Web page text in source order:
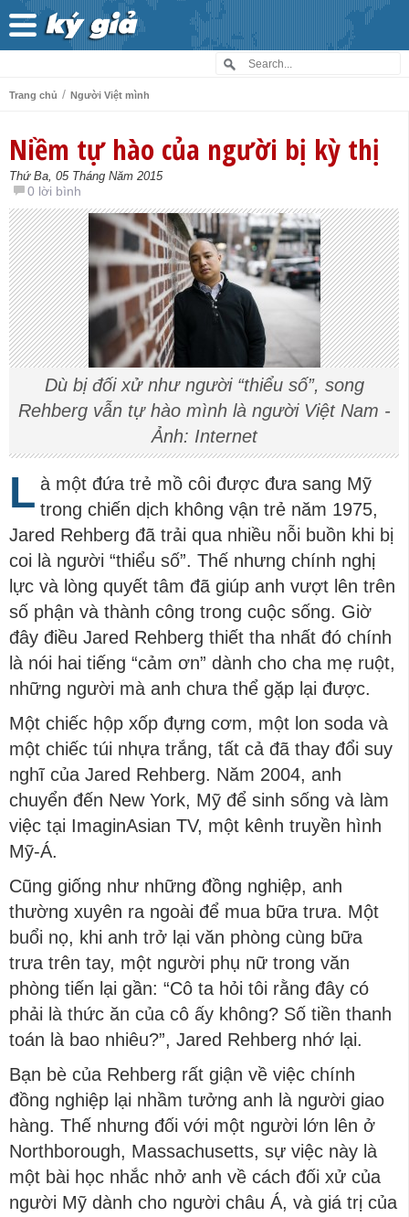
Trang chủ / Người Việt mình
Niềm tự hào của người bị kỳ thị
Thứ Ba, 05 Tháng Năm 2015
0 lời bình
Dù bị đối xử như người “thiểu số”, song
Rehberg vẫn tự hào mình là người Việt Nam -
Ảnh: Internet
L à một đứa trẻ mồ côi được đưa sang Mỹ
trong chiến dịch không vận trẻ năm 1975,
Jared Rehberg đã trải qua nhiều nỗi buồn khi bị
coi là người “thiểu số”. Thế nhưng chính nghị
lực và lòng quyết tâm đã giúp anh vượt lên trên
số phận và thành công trong cuộc sống. Giờ
đây điều Jared Rehberg thiết tha nhất đó chính
là nói hai tiếng “cảm ơn” dành cho cha mẹ ruột,
những người mà anh chưa thể gặp lại được.
Một chiếc hộp xốp đựng cơm, một lon soda và
một chiếc túi nhựa trắng, tất cả đã thay đổi suy
nghĩ của Jared Rehberg. Năm 2004, anh
chuyển đến New York, Mỹ để sinh sống và làm
việc tại ImaginAsian TV, một kênh truyền hình
Mỹ-Á.
Cũng giống như những đồng nghiệp, anh
thường xuyên ra ngoài để mua bữa trưa. Một
buổi nọ, khi anh trở lại văn phòng cùng bữa
trưa trên tay, một người phụ nữ trong văn
phòng tiến lại gần: “Cô ta hỏi tôi rằng đây có
phải là thức ăn của cô ấy không? Số tiền thanh
toán là bao nhiêu?”, Jared Rehberg nhớ lại.
Bạn bè của Rehberg rất giận về việc chính
đồng nghiệp lại nhầm tưởng anh là người giao
hàng. Thế nhưng đối với một người lớn lên ở
Northborough, Massachusetts, sự việc này là
một bài học nhắc nhở anh về cách đối xử của
người Mỹ dành cho người châu Á, và giá trị của